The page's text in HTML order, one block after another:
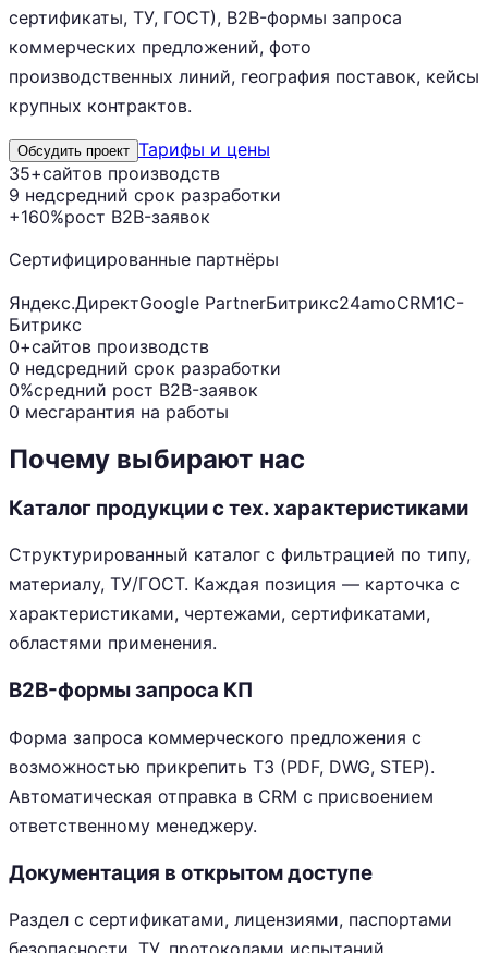
сертификаты, ТУ, ГОСТ), B2B-формы запроса
коммерческих предложений, фото
производственных линий, география поставок, кейсы
крупных контрактов.
Обсудить проект Тарифы и цены
35+сайтов производств
9 недсредний срок разработки
+160%рост B2B-заявок
Сертифицированные партнёры
Яндекс.ДиректGoogle PartnerБитрикс24amoCRM1С-
Битрикс
0+сайтов производств
0 недсредний срок разработки
0%средний рост B2B-заявок
0 месгарантия на работы
Почему выбирают нас
Каталог продукции с тех. характеристиками
Структурированный каталог с фильтрацией по типу,
материалу, ТУ/ГОСТ. Каждая позиция — карточка с
характеристиками, чертежами, сертификатами,
областями применения.
B2B-формы запроса КП
Форма запроса коммерческого предложения с
возможностью прикрепить ТЗ (PDF, DWG, STEP).
Автоматическая отправка в CRM с присвоением
ответственному менеджеру.
Документация в открытом доступе
Раздел с сертификатами, лицензиями, паспортами